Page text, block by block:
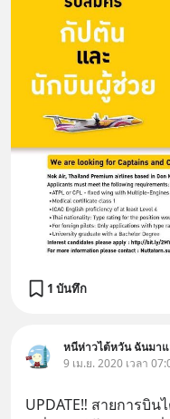
1 บันทึก
หนีห่าวไต้หวัน ฉันมา
9 เม.ย. 2020 เวลา
UPDATE‼️ สายการบิ